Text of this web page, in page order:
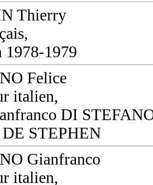
Thierry
1978-1979
Felice
italien,
DI
STEPHEN
Gianfranco
italien,